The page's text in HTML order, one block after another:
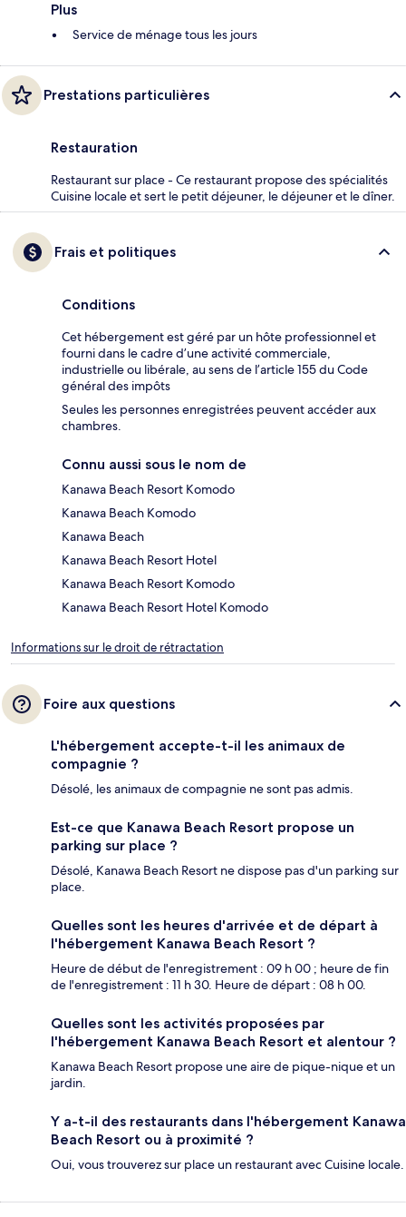
Plus
Service de ménage tous les jours
Prestations particulières
Restauration
Restaurant sur place - Ce restaurant propose des spécialités
Cuisine locale et sert le petit déjeuner, le déjeuner et le dîner.
Frais et politiques
Conditions
Cet hébergement est géré par un hôte professionnel et
fourni dans le cadre d’une activité commerciale,
industrielle ou libérale, au sens de l’article 155 du Code
général des impôts
Seules les personnes enregistrées peuvent accéder aux
chambres.
Connu aussi sous le nom de
Kanawa Beach Resort Komodo
Kanawa Beach Komodo
Kanawa Beach
Kanawa Beach Resort Hotel
Kanawa Beach Resort Komodo
Kanawa Beach Resort Hotel Komodo
Informations sur le droit de rétractation
Foire aux questions
L'hébergement accepte-t-il les animaux de
compagnie ?
Désolé, les animaux de compagnie ne sont pas admis.
Est-ce que Kanawa Beach Resort propose un
parking sur place ?
Désolé, Kanawa Beach Resort ne dispose pas d'un parking sur
place.
Quelles sont les heures d'arrivée et de départ à
l'hébergement Kanawa Beach Resort ?
Heure de début de l'enregistrement : 09 h 00 ; heure de fin
de l'enregistrement : 11 h 30. Heure de départ : 08 h 00.
Quelles sont les activités proposées par
l'hébergement Kanawa Beach Resort et alentour ?
Kanawa Beach Resort propose une aire de pique-nique et un
jardin.
Y a-t-il des restaurants dans l'hébergement Kanawa
Beach Resort ou à proximité ?
Oui, vous trouverez sur place un restaurant avec Cuisine locale.